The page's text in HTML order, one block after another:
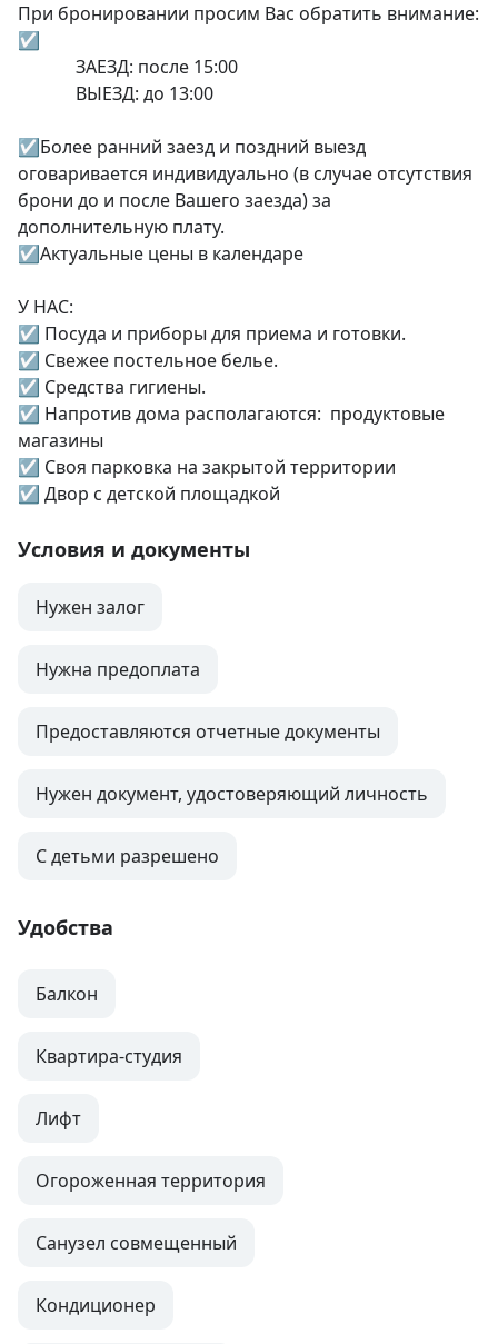
При бронировании просим Вас обратить внимание:
☑️
☑️Более ранний заезд и поздний выезд
оговаривается индивидуально (в случае отсутствия
брони до и после Вашего заезда) за
дополнительную плату.
☑️Актуальные цены в календаре
У НАС:
☑️ Посуда и приборы для приема и готовки.
☑️ Свежее постельное белье.
☑️ Средства гигиены.
☑️ Напротив дома располагаются:  продуктовые
магазины
☑️ Своя парковка на закрытой территории
☑️ Двор с детской площадкой
Условия и документы
Нужен залог
Нужна предоплата
Предоставляются отчетные документы
Нужен документ, удостоверяющий личность
С детьми разрешено
Удобства
Балкон
Квартира-студия
Лифт
Огороженная территория
Санузел совмещенный
Кондиционер